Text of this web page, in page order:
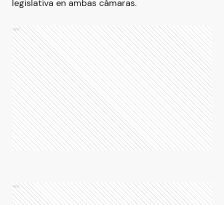
legislativa en ambas cámaras.
Ads
Ads